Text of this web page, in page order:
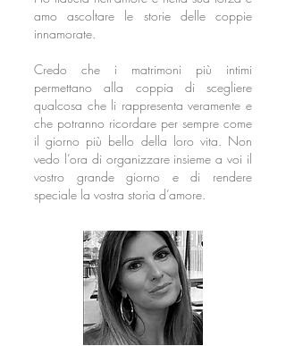
amo ascoltare le storie delle coppie
innamorate.
Credo che i matrimoni più intimi
permettano alla coppia di scegliere
qualcosa che li rappresenta veramente e
che potranno ricordare per sempre come
il giorno più bello della loro vita. Non
vedo l’ora di organizzare insieme a voi il
vostro grande giorno e di rendere
speciale la vostra storia d’amore.